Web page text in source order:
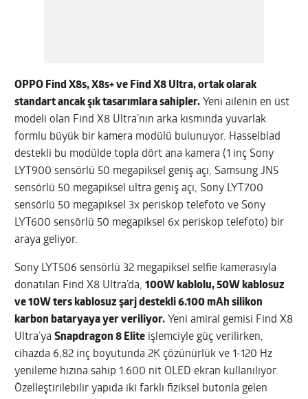
OPPO Find X8s, X8s+ ve Find X8 Ultra, ortak olarak
standart ancak şık tasarımlara sahipler. Yeni ailenin en üst
modeli olan Find X8 Ultra’nın arka kısmında yuvarlak
formlu büyük bir kamera modülü bulunuyor. Hasselblad
destekli bu modülde topla dört ana kamera (1 inç Sony
LYT900 sensörlü 50 megapiksel geniş açı, Samsung JN5
sensörlü 50 megapiksel ultra geniş açı, Sony LYT700
sensörlü 50 megapiksel 3x periskop telefoto ve Sony
LYT600 sensörlü 50 megapiksel 6x periskop telefoto) bir
araya geliyor.
Sony LYT506 sensörlü 32 megapiksel selfie kamerasıyla
donatılan Find X8 Ultra’da,100W kablolu, 50W kablosuz
ve 10W ters kablosuz şarj destekli 6.100 mAh silikon
karbon bataryaya yer veriliyor. Yeni amiral gemisi Find X8
Ultra’yaSnapdragon 8 Elite işlemciyle güç verilirken,
cihazda 6,82 inç boyutunda 2K çözünürlük ve 1-120 Hz
yenileme hızına sahip 1.600 nit OLED ekran kullanılıyor.
Özelleştirilebilir yapıda iki farklı fiziksel butonla gelen